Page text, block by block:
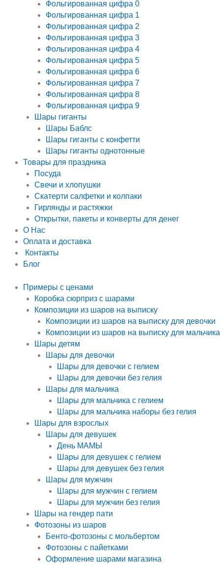
Фольгированная цифра 0
Фольгированная цифра 1
Фольгированная цифра 2
Фольгированная цифра 3
Фольгированная цифра 4
Фольгированная цифра 5
Фольгированная цифра 6
Фольгированная цифра 7
Фольгированная цифра 8
Фольгированная цифра 9
Шары гиганты
Шары Баблс
Шары гиганты с конфетти
Шары гиганты однотонные
Товары для праздника
Посуда
Свечи и хлопушки
Скатерти салфетки и колпаки
Гирлянды и растяжки
Открытки, пакеты и конверты для денег
О Нас
Оплата и доставка
Контакты
Блог
Примеры с ценами
Коробка сюрприз с шарами
Композиции из шаров на выписку
Композиции из шаров на выписку для девочки
Композиции из шаров на выписку для мальчика
Шары детям
Шары для девочки
Шары для девочки с гелием
Шары для девочки без гелия
Шары для мальчика
Шары для мальчика с гелием
Шары для мальчика наборы без гелия
Шары для взрослых
Шары для девушек
День МАМЫ
Шары для девушек с гелием
Шары для девушек без гелия
Шары для мужчин
Шары для мужчин с гелием
Шары для мужчин без гелия
Шары на гендер пати
Фотозоны из шаров
Бенто-фотозоны с мольбертом
Фотозоны с пайетками
Оформление шарами магазина